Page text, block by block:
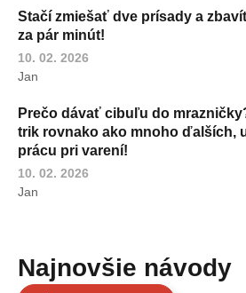
Stačí zmiešať dve prísady a
za pár minút!
10. 02. 2026
Jan
Prečo dávať cibuľu do
trik rovnako ako mnoho ďalších,
prácu pri varení!
10. 02. 2026
Jan
Najnovšie návody